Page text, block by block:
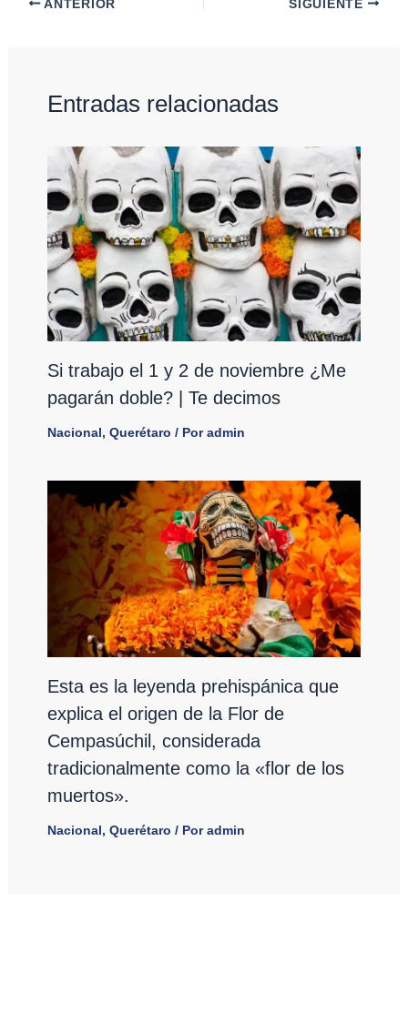
ANTERIOR SIGUIENTE
Entradas relacionadas
Si trabajo el 1 y 2 de noviembre ¿Me
pagarán doble? | Te decimos
Nacional, Querétaro / Poradmin
Esta es la leyenda prehispánica que
explica el origen de la Flor de
Cempasúchil, considerada
tradicionalmente como la «flor de los
muertos».
Nacional, Querétaro / Poradmin